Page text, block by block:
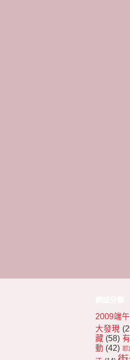
2009端
大發現
藏 (58)
動 (42) 耶